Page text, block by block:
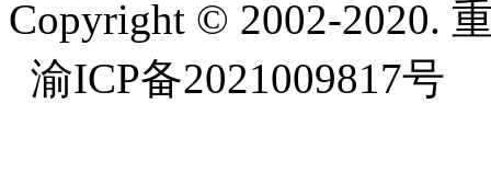
Copyright © 2002-2020.
渝ICP备2021009817号